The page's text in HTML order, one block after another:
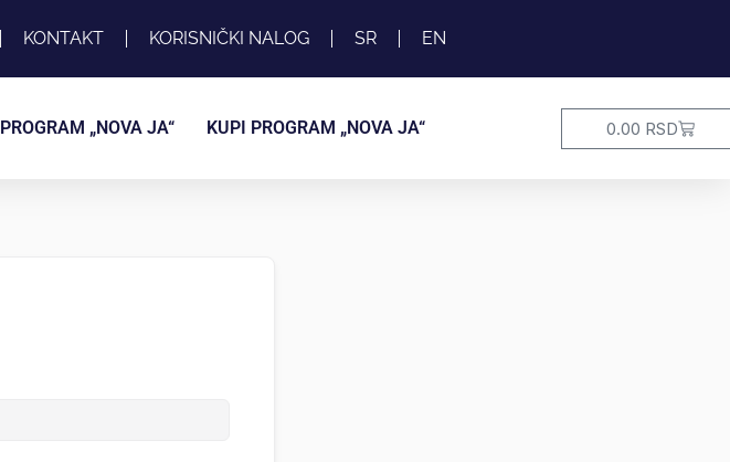
KONTAKT KORISNIČKI NALOG SR EN
PROGRAM „NOVA JA“ KUPI PROGRAM „NOVA JA“ 0.00 RSDCart